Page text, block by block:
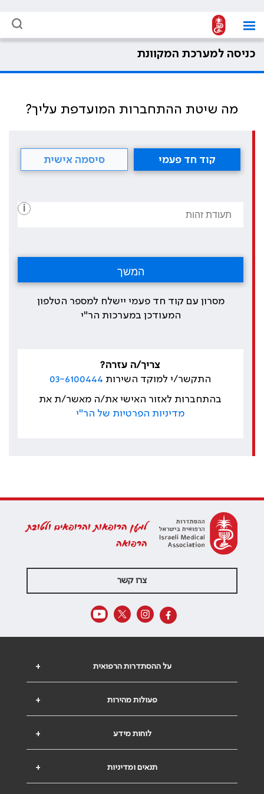
כניסה למערכת המקוונת
מה שיטת ההתחברות המועדפת עליך?
קוד חד פעמי סיסמה אישית
i
מסרון עם קוד חד פעמי יישלח למספר הטלפון
המעודכן במערכות הר"י
צריך/ה עזרה?
התקשר/י למוקד השירות 03-6100444
בהתחברות לאזור האישי את/ה מאשר/ת את
מדיניות הפרטיות של הר"י
למען הרופאות והרופאים ולטובת
הרפואה
צרו קשר
+ על ההסתדרות הרפואית
+ פעולות מהירות
+ לוחות מידע
+ תנאים ומדיניות